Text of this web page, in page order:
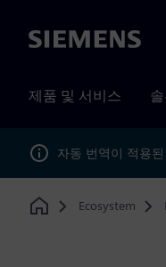
Siemens
제품 및 서비스
자동 번역이 적용
Home
Ecosystem